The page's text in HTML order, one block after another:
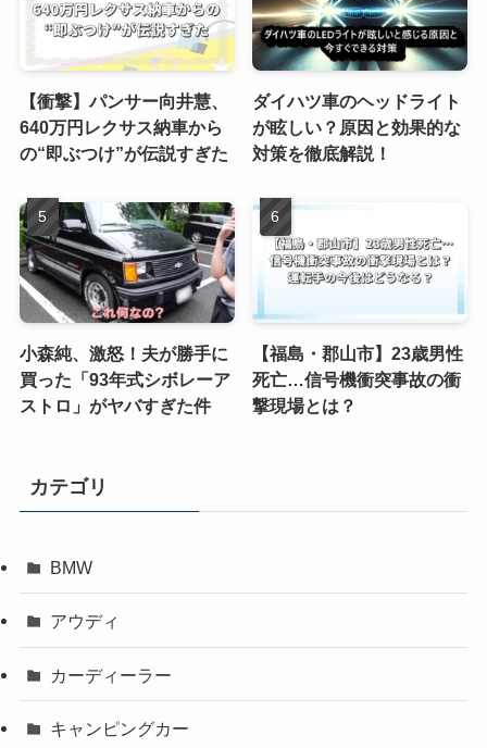
【衝撃】パンサー向井慧、
640万円レクサス納車から
の“即ぶつけ”が伝説すぎた
ダイハツ車のヘッドライト
が眩しい？原因と効果的な
対策を徹底解説！
小森純、激怒！夫が勝手に
買った「93年式シボレーア
ストロ」がヤバすぎた件
【福島・郡山市】23歳男性
死亡…信号機衝突事故の衝
撃現場とは？
カテゴリ
BMW
アウディ
カーディーラー
キャンピングカー